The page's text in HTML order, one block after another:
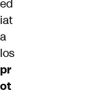
ed
iat
a
los
pr
ot